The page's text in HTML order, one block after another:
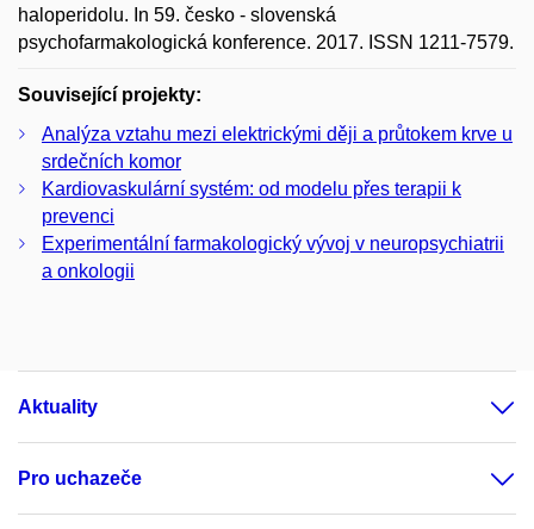
haloperidolu. In 59. česko - slovenská
psychofarmakologická konference. 2017. ISSN 1211-7579.
Související projekty:
Analýza vztahu mezi elektrickými ději a průtokem krve u
srdečních komor
Kardiovaskulární systém: od modelu přes terapii k
prevenci
Experimentální farmakologický vývoj v neuropsychiatrii
a onkologii
Aktuality
Pro uchazeče